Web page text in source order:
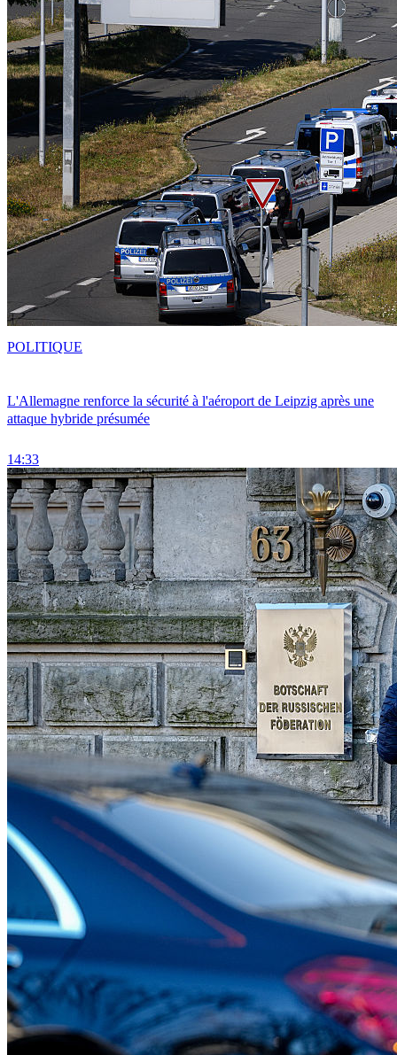
L'Allemagne renforce la sécurité à l'aéroport de Leipzig après une
attaque hybride présumée
14:33
POLITIQUE